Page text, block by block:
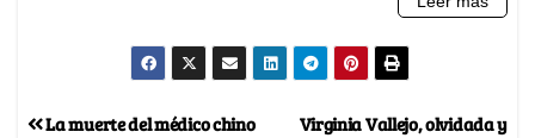
Virginia Vallejo, olvidada y
La muerte del médico chino